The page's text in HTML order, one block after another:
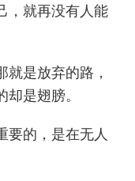
就再没有人能
是放弃的路，
是翅膀。
的，是在无人